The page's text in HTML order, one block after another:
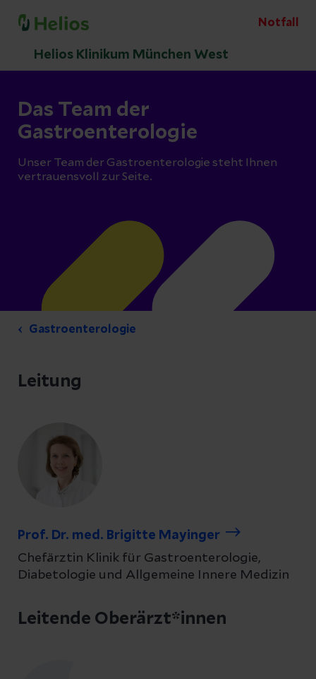
Notfall
Helios Klinikum München West
Das Team der
Gastroenterologie
Unser Team der Gastroenterologie steht Ihnen
vertrauensvoll zur Seite.
Gastroenterologie
Leitung
Prof. Dr. med. Brigitte Mayinger
Chefärztin Klinik für Gastroenterologie,
Diabetologie und Allgemeine Innere Medizin
Leitende Oberärzt*innen